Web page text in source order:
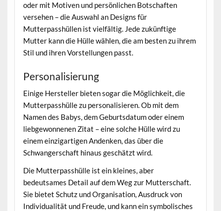
oder mit Motiven und persönlichen Botschaften
versehen – die Auswahl an Designs für
Mutterpasshüllen ist vielfältig. Jede zukünftige
Mutter kann die Hülle wählen, die am besten zu ihrem
Stil und ihren Vorstellungen passt.
Personalisierung
Einige Hersteller bieten sogar die Möglichkeit, die
Mutterpasshülle zu personalisieren. Ob mit dem
Namen des Babys, dem Geburtsdatum oder einem
liebgewonnenen Zitat – eine solche Hülle wird zu
einem einzigartigen Andenken, das über die
Schwangerschaft hinaus geschätzt wird.
Die Mutterpasshülle ist ein kleines, aber
bedeutsames Detail auf dem Weg zur Mutterschaft.
Sie bietet Schutz und Organisation, Ausdruck von
Individualität und Freude, und kann ein symbolisches